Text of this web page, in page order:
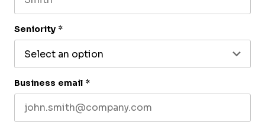
Seniority *
Business email *